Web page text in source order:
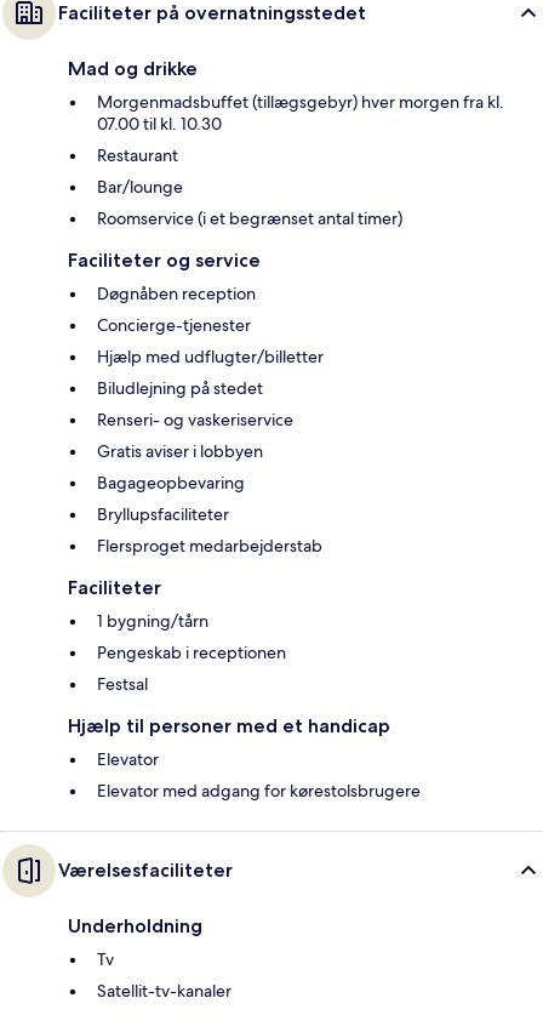
Faciliteter på overnatningsstedet
Mad og drikke
Morgenmadsbuffet (tillægsgebyr) hver morgen fra kl.
07.00 til kl. 10.30
Restaurant
Bar/lounge
Roomservice (i et begrænset antal timer)
Faciliteter og service
Døgnåben reception
Concierge-tjenester
Hjælp med udflugter/billetter
Biludlejning på stedet
Renseri- og vaskeriservice
Gratis aviser i lobbyen
Bagageopbevaring
Bryllupsfaciliteter
Flersproget medarbejderstab
Faciliteter
1 bygning/tårn
Pengeskab i receptionen
Festsal
Hjælp til personer med et handicap
Elevator
Elevator med adgang for kørestolsbrugere
Værelsesfaciliteter
Underholdning
Tv
Satellit-tv-kanaler